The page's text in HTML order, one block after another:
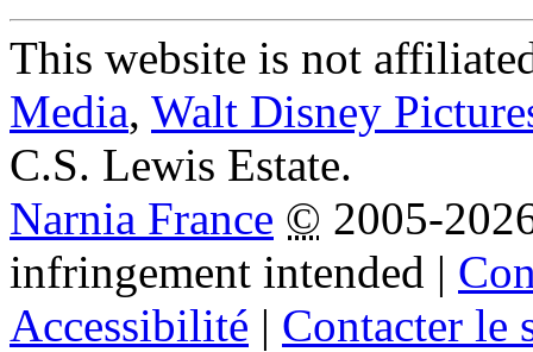
This website is not
Media, Walt Disney
C.S. Lewis Estate.
Narnia France © 2005-
infringement intended |
Accessibilité | Contacter le